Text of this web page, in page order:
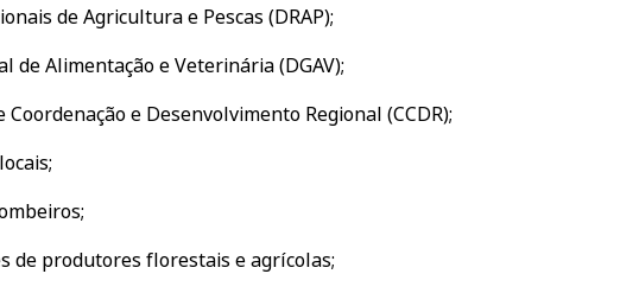
de Agricultura e Pescas (DRAP);
de Alimentação e Veterinária (DGAV);
Coordenação e Desenvolvimento Regional (CCDR);
de produtores florestais e agrícolas;